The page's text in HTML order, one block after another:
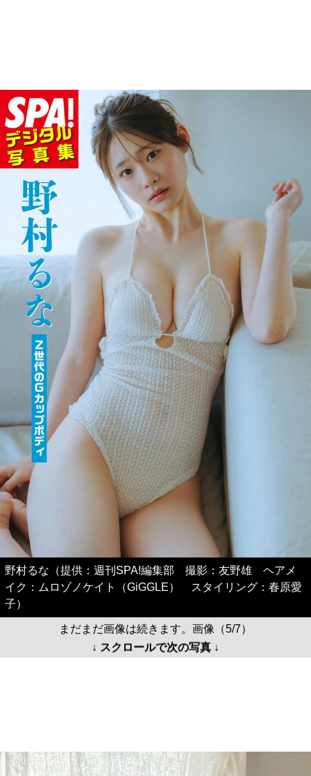
野村るな（提供：週刊SPA!編集部 撮影：友野雄 ヘアメ
イク：ムロゾノケイト（GiGGLE） スタイリング：春原愛
子）
まだまだ画像は続きます。画像（5/7）
↓ スクロールで次の写真 ↓